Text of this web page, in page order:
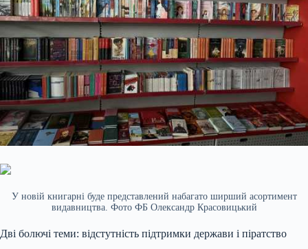
У новій книгарні буде представлений набагато ширший асортимент
видавництва. Фото ФБ Олександр Красовицький
Дві болючі теми: відстутність підтримки держави і піратство